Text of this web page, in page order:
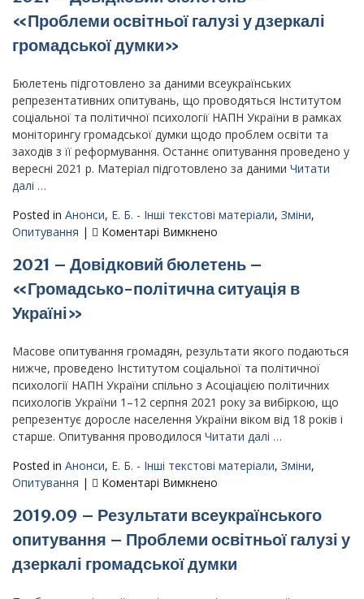
Результати
всеукраїнського
опитування
«Україна
в
контексті
зовнішніх
і
внутрішніх
стан
суспільної
«Проблеми освітньої галузі у дзеркалі
громадської думки»
Бюлетень підготовлено за даними всеукраїнських
репрезентативних опитувань, що проводяться Інститутом
соціальної та політичної психології НАПН України в рамках
моніторингу громадської думки щодо проблем освіти та
заходів з її реформування. Останнє опитування проведено у
вересні 2021 р. Матеріал підготовлено за даними Читати
далі …
Posted in Анонси, Е. Б. - Інші текстові матеріали, Зміни,
Опитування | Коментарі Вимкнено
–
Довідковий
бюлетень
освітньої
галузі
у
дзеркалі
громадської
думки»
2021 – Довідковий бюлетень –
«Громадсько-політична ситуація в
Україні»
Масове опитування громадян, результати якого подаються
нижче, проведено Інститутом соціальної та політичної
психології НАПН України спільно з Асоціацією політичних
психологів України 1–12 серпня 2021 року за вибіркою, що
репрезентує доросле населення України віком від 18 років і
старше. Опитування проводилося Читати далі …
Posted in Анонси, Е. Б. - Інші текстові матеріали, Зміни,
Опитування | Коментарі Вимкнено
–
Довідковий
бюлетень
–
2019.09 – Результати всеукраїнського
опитування – Проблеми освітньої галузі у
дзеркалі громадської думки